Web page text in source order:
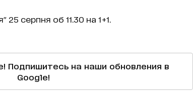
25 серпня об 11.30 на 1+1.
Подпишитесь на наши обновления в
Google!